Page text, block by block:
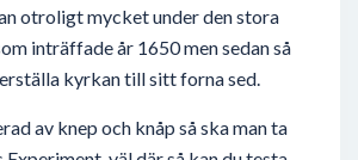
otroligt mycket under den stora
inträffade år 1650 men sedan så
kyrkan till sitt forna sed.
av knep och knåp så ska man ta